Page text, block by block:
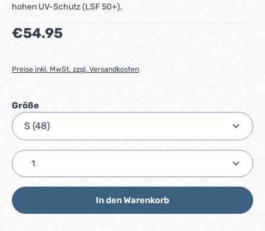
hohen UV-Schutz (LSF 50+).
Regulärer Preis:
€54.95
Preise inkl. MwSt. zzgl. Versandkosten
Größeauswählen
Produkt Anzahl: Gib den gewünschten Wert ein
In den Warenkorb